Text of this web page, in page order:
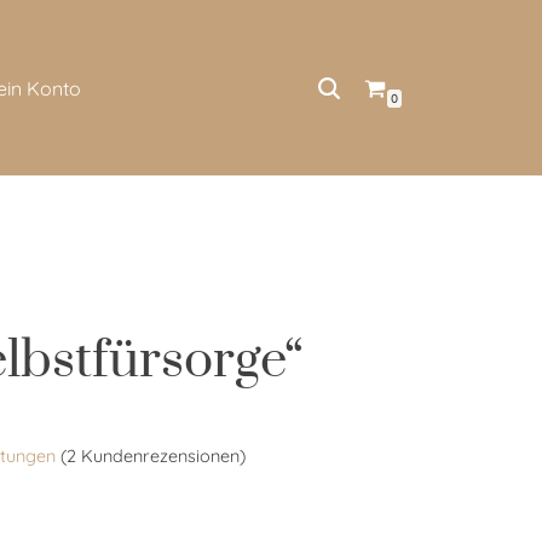
Konto 0
(2 Kundenrezensionen)